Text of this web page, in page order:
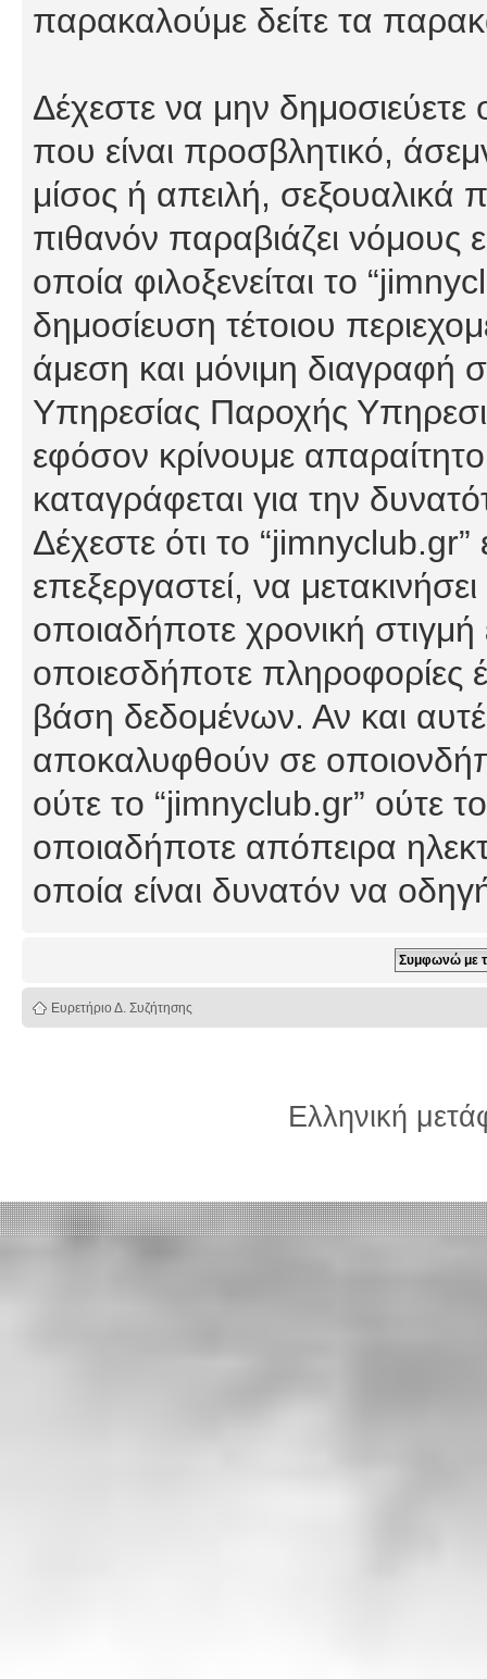
παρακαλούμε δείτε τα
Δέχεστε να μην
που είναι προσβλητικό,
μίσος ή απειλή, σεξουαλικά
πιθανόν παραβιάζει νόμους
οποία φιλοξενείται το
δημοσίευση τέτοιου
άμεση και μόνιμη διαγραφή
Υπηρεσίας Παροχής
εφόσον κρίνουμε
καταγράφεται για την
Δέχεστε ότι το
επεξεργαστεί, να
οποιαδήποτε χρονική στιγμή
οποιεσδήποτε πληροφορίες
βάση δεδομένων. Αν και
αποκαλυφθούν σε
ούτε το “jimnyclub.gr” ούτε
οποιαδήποτε απόπειρα
οποία είναι δυνατόν να
Ευρετήριο Δ. Συζήτησης
Ελληνική